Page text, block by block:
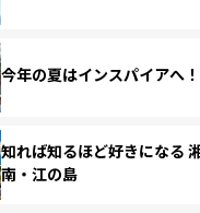
今年の夏はインスパイアへ！
知れば知るほど好きになる
南・江の島